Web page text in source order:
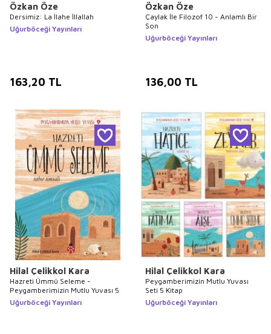
Özkan Öze
Dersimiz: La İlahe İllallah
Uğurböceği Yayınları
163,20 TL
Özkan Öze
Çaylak İle Filozof 10 - Anlamlı Bir
Son
Uğurböceği Yayınları
136,00 TL
Hilal Çelikkol Kara
Hazreti Ümmü Seleme -
Peygamberimizin Mutlu Yuvası 5
Uğurböceği Yayınları
Hilal Çelikkol Kara
Peygamberimizin Mutlu Yuvası
Seti 5 Kitap
Uğurböceği Yayınları